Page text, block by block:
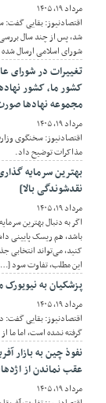
مرداد ۱۹, ۱۴۰۵
شد، پس از چند سال
شورای اسلامی ارسال
تغییرات در شورای
کشور ما، کشور
مجموعه نهادها
مرداد ۱۹, ۱۴۰۵
اقتصادنیوز: سخنگوی
مذاکرات توضیح داد.
نقدشوندگی بالا]
مرداد ۱۹, ۱۴۰۵
باشد، هم ریسک پایینی
کنید، می‌تواند انتخابی
این مطلب، تفاوت سود
پزشکیان به
مرداد ۱۹, ۱۴۰۵
اقتصادنیوز: بقایی
گرفته نشده است، اما ما
نفوذ چین به بازار
عقب نماندن از
مرداد ۱۹, ۱۴۰۵